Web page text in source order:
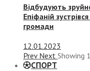
Відбудують
Епіфаній
громади
12.01.2023
Prev Next Showing 1
СПОРТ